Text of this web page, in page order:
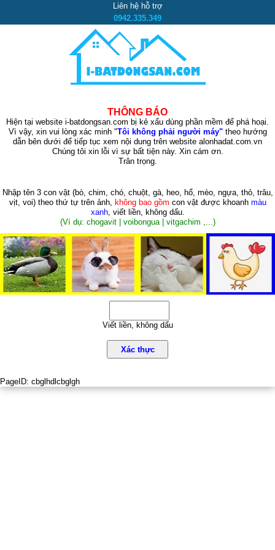
Liên hệ hỗ trợ
0942.335.349
THÔNG BÁO
Hiện tại website i-batdongsan.com bị kẻ xấu dùng phần mềm để phá hoại.
Vì vậy, xin vui lòng xác minh "Tôi không phải người máy"theo hướng
dẫn bên dưới để tiếp tục xem nội dung trên website alonhadat.com.vn
Chúng tôi xin lỗi vì sự bất tiện này. Xin cám ơn.
Trân trọng.
Nhập tên 3 con vật (bò, chim, chó, chuột, gà, heo, hổ, mèo, ngựa, thỏ, trâu,
vịt, voi)theo thứ tự trên ảnh, không bao gồm con vật được khoanh màu
xanh, viết liền, không dấu.
(Ví dụ: chogavit | voibongua | vitgachim ,...)
Viết liền, không dấu
Xác thực
PageID: cbglhdlcbglgh